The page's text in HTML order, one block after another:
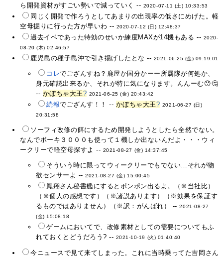
ら開発資材がすごい勢いで減っていく -- 2020-07-11 (土) 10:33:53
同じく開発で作ろうとしてあまりの出現率の低さにめげた。軽
空母掘りに行った方が早いわ -- 2020-07-12 (日) 12:48:37
過去イベであった特効のせいか練度MAXが14機もある -- 2020-
08-20 (木) 02:46:57
鹿児島の種子島沖で引き揚げしたとな -- 2021-06-25 (金) 09:19:01
コレでござんすね？鹿屋か国分かーー所属隊が何処か、
身元確認出来るか、それが特に気になります。んんーむ😯🤔
-- かぼちゃ大王? 2021-06-25 (金) 20:43:42
続報でござんす！！ -- かぼちゃ大王? 2021-06-27 (日)
20:31:58
ソーフィ改修の餌にするため開発しようとしたら全然でない。
なんでボーキ３０００も使って１機しか出ないんだよ・・・ウィ
ークリーで軽空母探すよ -- 2021-08-27 (金) 14:37:45
そういう時に限ってウィークリーでもでない…それが物
欲センサーよ --2021-08-27 (金) 15:00:45
鳳翔さん秘書艦にするとポンポン出るよ。（※当社比）
（※個人の感想です）（※諸説あります）（※効果を保証す
るものではありません）（※訳：がんばれ） --2021-08-27
(金) 15:08:18
ゲームにおいてで、改修素材としての需要についてもふ
れておくとどうだろう? -- 2021-10-19 (火) 01:40:40
今ニュースで見て来てしまった。これに当時乗ってた吉岡さん